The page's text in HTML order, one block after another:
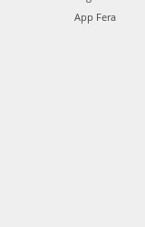
App Fera